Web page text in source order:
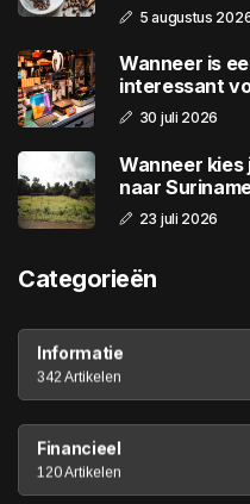
5 augustus
Wanneer is
interessant
30 juli 2026
Wanneer
naar
23 juli 2026
Categorieën
Informatie
342 Artikelen
Financieel
120 Artikelen